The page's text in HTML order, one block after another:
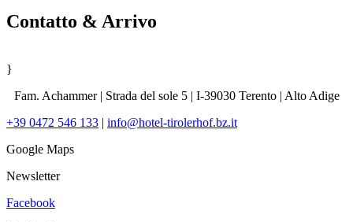
Contatto & Arrivo
}
Fam. Achammer | Strada del sole 5 | I-39030 Terento | Alto Adige
+39 0472 546 133 | info@hotel-tirolerhof.bz.it
Google Maps
Newsletter
Facebook